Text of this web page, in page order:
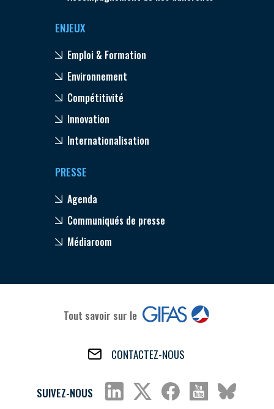
ENJEUX
Emploi & Formation
Environnement
Compétitivité
Innovation
Internationalisation
PRESSE
Agenda
Communiqués de presse
Médiaroom
Tout savoir sur le
CONTACTEZ-NOUS
SUIVEZ-NOUS